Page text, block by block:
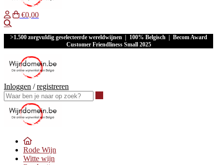
€0,00
>1.500 zorgvuldig geselecteerde wereldwijnen | 100% Belgisch | Becom Award
Customer Friendliness Small 2025
Inloggen /registreren
Rode Wijn
Witte wijn